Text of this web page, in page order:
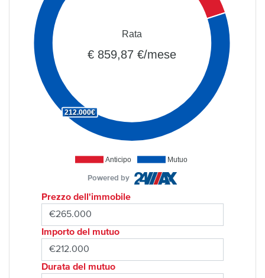
Anticipo Mutuo
212.000€
Rata
€ 859,87 €/mese
Powered by
Prezzo dell'immobile
Importo del mutuo
Durata del mutuo